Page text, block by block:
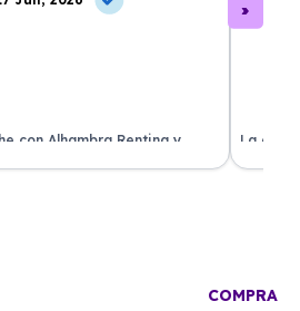
con Alhambra Renting y
ha sido transparente y sin
La
COMPRA